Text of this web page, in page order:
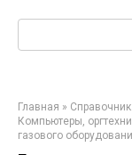
Поиск:
Главная »
Компьютеры,
газового